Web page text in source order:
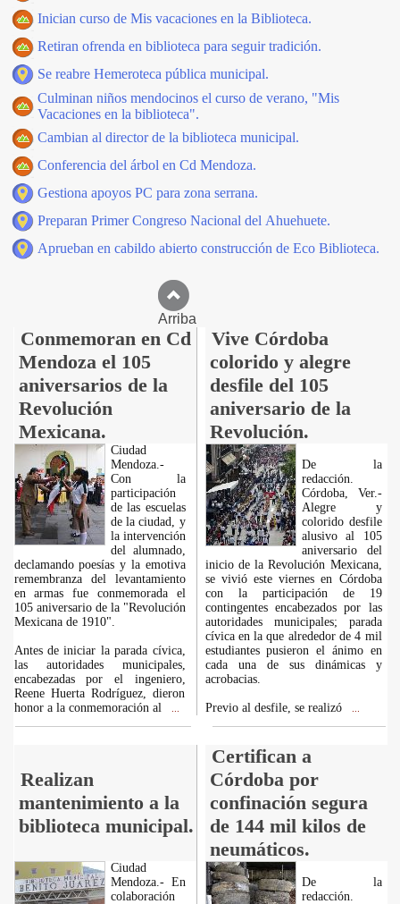
Inician curso de Mis vacaciones en la Biblioteca.
Retiran ofrenda en biblioteca para seguir tradición.
Se reabre Hemeroteca pública municipal.
Culminan niños mendocinos el curso de verano, "Mis
Vacaciones en la biblioteca".
Cambian al director de la biblioteca municipal.
Conferencia del árbol en Cd Mendoza.
Gestiona apoyos PC para zona serrana.
Preparan Primer Congreso Nacional del Ahuehuete.
Aprueban en cabildo abierto construcción de Eco Biblioteca.
Arriba
Conmemoran en Cd
Mendoza el 105
aniversarios de la
Revolución
Mexicana.
Vive Córdoba
colorido y alegre
desfile del 105
aniversario de la
Revolución.
Ciudad
Mendoza.-
Con la
participación
de las escuelas
de la ciudad, y
la intervención
del alumnado,
declamando poesías y la emotiva
remembranza del levantamiento
en armas fue conmemorada el
105 aniversario de la "Revolución
Mexicana de 1910".
Antes de iniciar la parada cívica,
las autoridades municipales,
encabezadas por el ingeniero,
Reene Huerta Rodríguez, dieron
honor a la conmemoración al
De la
redacción.
Córdoba, Ver.-
Alegre y
colorido desfile
alusivo al 105
aniversario del
inicio de la Revolución Mexicana,
se vivió este viernes en Córdoba
con la participación de 19
contingentes encabezados por las
autoridades municipales; parada
cívica en la que alrededor de 4 mil
estudiantes pusieron el ánimo en
cada una de sus dinámicas y
acrobacias.
Previo al desfile, se realizó
Realizan
mantenimiento a la
biblioteca municipal.
Certifican a
Córdoba por
confinación segura
de 144 mil kilos de
neumáticos.
Ciudad
Mendoza.- En
colaboración
De la
redacción.